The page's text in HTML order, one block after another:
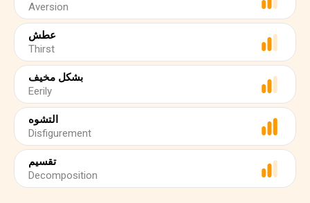
Aversion
عطش
Thirst
بشكل مخيف
Eerily
التشوه
Disfigurement
تقسيم
Decomposition